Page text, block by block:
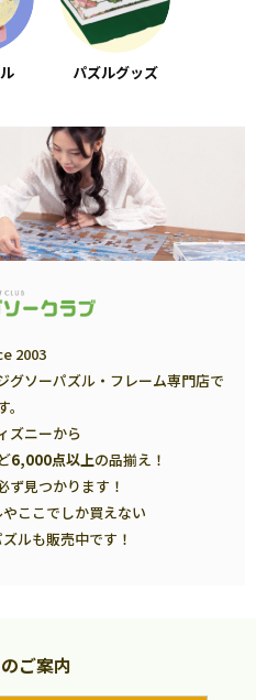
パズルグッズ
2003
グソーパズル・フレーム専門店で
。
ズニーから
6,000点以上の品揃え！
ず見つかります！
ここでしか買えない
ルも販売中です！
ご案内